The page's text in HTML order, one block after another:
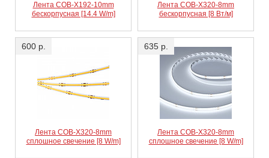
Лента COB-X192-10mm
бескорпусная [14.4 W/m]
Лента COB-X320-8mm
бескорпусная [8 Вт/м]
600 р.
Лента COB-X320-8mm
сплошное свечение [8 W/m]
635 р.
Лента COB-X320-8mm
сплошное свечение [8 W/m]